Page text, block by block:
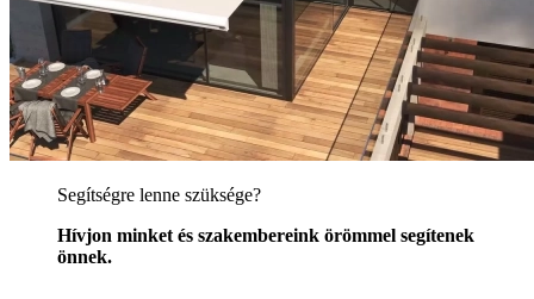
Segítségre lenne szüksége?
Hívjon minket és szakembereink örömmel segítenek
önnek.